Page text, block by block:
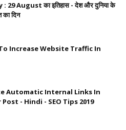
August का इतिहास - देश और दुनिया के
का दिन
To Increase Website Traffic In
Automatic Internal Links In
- Hindi - SEO Tips 2019